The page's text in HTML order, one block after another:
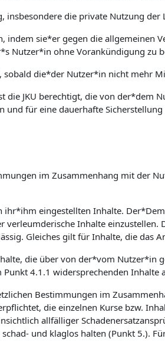
insbesondere die private Nutzung
sie*er gegen die allgemeinen
Nutzer*in ohne Vorankündigung zu
die*der Nutzer*in nicht mehr
JKU berechtigt, die von der*dem
für eine dauerhafte
im Zusammenhang mit der
eingestellten Inhalte.
Inhalte
Gleiches gilt für Inhalte, die das
die über von der*vom
4.1.1 widersprechenden Inhalte
Bestimmungen im
die einzelnen Kurse bzw.
allfälliger
und klaglos halten (Punkt 5.).